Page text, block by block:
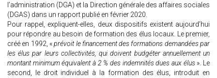
l’administration (DGA) et la Direction générale des affaires sociales
(DGAS) dans un rapport publié en février 2020.
Pour rappel, expliquent-elles, deux dispositifs existent aujourd’hui
pour répondre au besoin de formation des élus locaux. Le premier,
créé en 1992, «prévoit le financement des formations demandées par
les élus par leurs collectivités, qui doivent budgéter annuellement un
montant minimum équivalent à 2 % des indemnités dues aux élus». Le
second, le droit individuel à la formation des élus, introduit en